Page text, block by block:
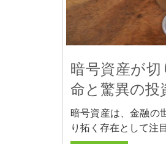
暗号資産が
命と驚異の投
暗号資産は、金融の
り拓く存在として注